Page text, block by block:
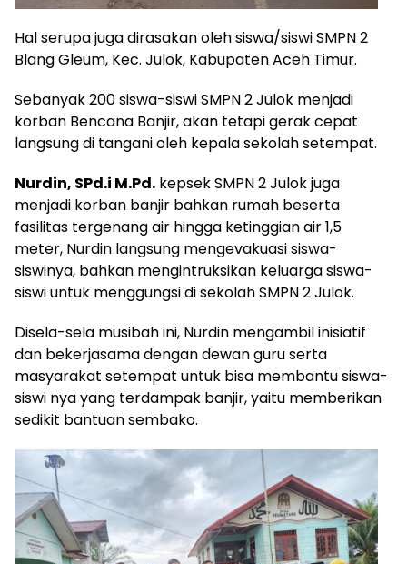
Hal serupa juga dirasakan oleh siswa/siswi SMPN 2
Blang Gleum, Kec. Julok, Kabupaten Aceh Timur.
Sebanyak 200 siswa-siswi SMPN 2 Julok menjadi
korban Bencana Banjir, akan tetapi gerak cepat
langsung di tangani oleh kepala sekolah setempat.
Nurdin, SPd.i M.Pd. kepsek SMPN 2 Julok juga
menjadi korban banjir bahkan rumah beserta
fasilitas tergenang air hingga ketinggian air 1,5
meter, Nurdin langsung mengevakuasi siswa-
siswinya, bahkan mengintruksikan keluarga siswa-
siswi untuk menggungsi di sekolah SMPN 2 Julok.
Disela-sela musibah ini, Nurdin mengambil inisiatif
dan bekerjasama dengan dewan guru serta
masyarakat setempat untuk bisa membantu siswa-
siswi nya yang terdampak banjir, yaitu memberikan
sedikit bantuan sembako.